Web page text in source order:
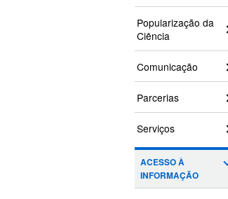
Popularização da
Ciência
Comunicação
Parcerias
Serviços
ACESSO À
INFORMAÇÃO